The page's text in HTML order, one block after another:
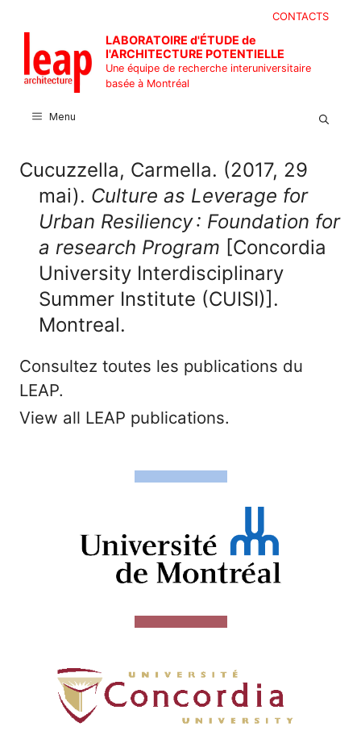
contenu
CONTACTS
LABORATOIRE d'ÉTUDE de
l'ARCHITECTURE POTENTIELLE
Une équipe de recherche interuniversitaire
basée à Montréal
Menu
Cucuzzella, Carmella. (2017, 29
mai). Culture as Leverage for
Urban Resiliency : Foundation for
a research Program [Concordia
University Interdisciplinary
Summer Institute (CUISI)].
Montreal.
Consultez toutes les publications du
LEAP.
View all LEAP publications.